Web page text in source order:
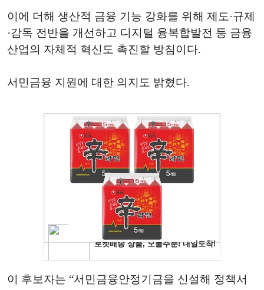
이에 더해 생산적 금융 기능 강화를 위해 제도·규제
·감독 전반을 개선하고 디지털 융복합발전 등 금융
산업의 자체적 혁신도 촉진할 방침이다.
서민금융 지원에 대한 의지도 밝혔다.
이 후보자는 “서민금융안정기금을 신설해 정책서